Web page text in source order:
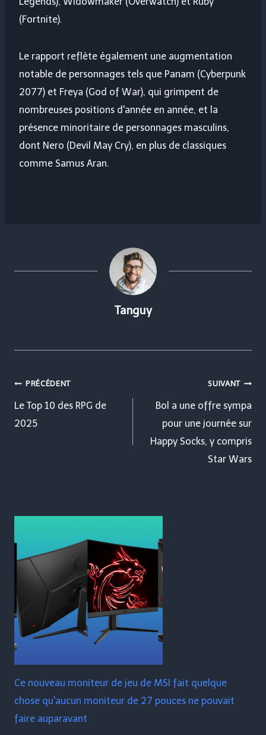
(Fortnite).
Le rapport reflète également une augmentation
notable de personnages tels que Panam (Cyberpunk
2077) et Freya (God of War), qui grimpent de
nombreuses positions d'année en année, et la
présence minoritaire de personnages masculins,
dont Nero (Devil May Cry), en plus de classiques
comme Samus Aran.
Tanguy
Navigation
de
l’article
PRÉCÉDENT
Le Top 10 des RPG de
2025
SUIVANT
Bol a une offre sympa
pour une journée sur
Happy Socks, y compris
Star Wars
Ce nouveau moniteur de jeu de MSI fait quelque
chose qu'aucun moniteur de 27 pouces ne pouvait
faire auparavant